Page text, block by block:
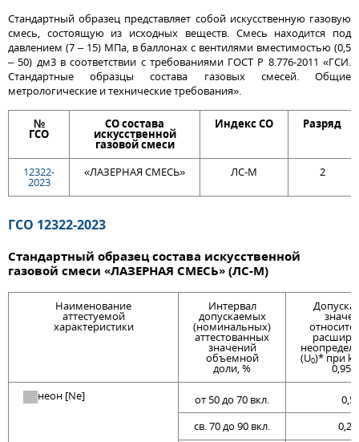
Cтандартный образец представляет собой искусственную газовую
смесь, состоящую из исходных веществ. Смесь находится под
давлением (7 – 15) МПа, в баллонах с вентилями вместимостью (0,5
– 50) дм3 в соответствии с требованиями ГОСТ Р 8.776-2011 «ГСИ.
Стандартные образцы состава газовых смесей. Общие
метрологические и технические требования».
№
ГСО
СО состава
искусственной
газовой смеси
Индекс СО Разряд
12322-
2023
«ЛАЗЕРНАЯ СМЕСЬ» ЛС-М 2
ГСО 12322-2023
Стандартный образец состава искусственной
газовой смеси «ЛАЗЕРНАЯ СМЕСЬ» (ЛС-М)
Наименование
аттестуемой
характеристики
Интервал
допускаемых
(номинальных)
аттестованных
значений
объемной
доли, %
(U0)* при k
0,95,
неон [Ne]
от 50 до 70 вкл.
0,5
св. 70 до 90 вкл.
0,25